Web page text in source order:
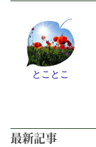
とことこ
最新記事